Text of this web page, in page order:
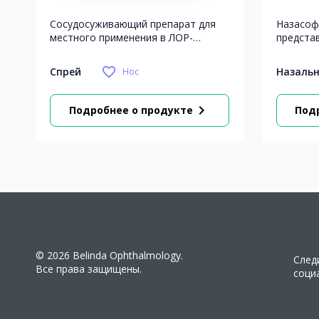
Сосудосуживающий препарат для
местного применения в ЛОР-
Спрей
favorite_border Нос
Подробнее о продукте chevron_right
Также
при
© 2026 Belinda Ophthalmology.
Все права защищены.